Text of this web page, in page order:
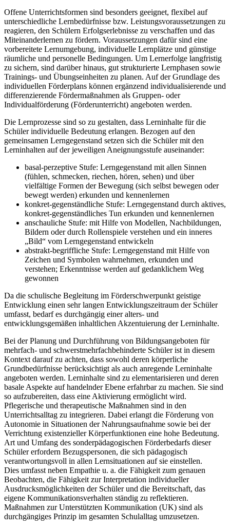
Offene Unterrichtsformen sind besonders geeignet, flexibel auf
unterschiedliche Lernbedürfnisse bzw. Leistungsvoraussetzungen zu
reagieren, den Schülern Erfolgserlebnisse zu verschaffen und das
Miteinanderlernen zu fördern. Voraussetzungen dafür sind eine
vorbereitete Lernumgebung, individuelle Lernplätze und günstige
räumliche und personelle Bedingungen. Um Lernerfolge langfristig
zu sichern, sind darüber hinaus, gut strukturierte Lernphasen sowie
Trainings- und Übungseinheiten zu planen. Auf der Grundlage des
individuellen Förderplans können ergänzend individualisierende und
differenzierende Fördermaßnahmen als Gruppen- oder
Individualförderung (Förderunterricht) angeboten werden.
Die Lernprozesse sind so zu gestalten, dass Lerninhalte für die
Schüler individuelle Bedeutung erlangen. Bezogen auf den
gemeinsamen Lerngegenstand setzen sich die Schüler mit den
Lerninhalten auf der jeweiligen Aneignungsstufe auseinander:
basal-perzeptive Stufe: Lerngegenstand mit allen Sinnen
(fühlen, schmecken, riechen, hören, sehen) und über
vielfältige Formen der Bewegung (sich selbst bewegen oder
bewegt werden) erkunden und kennenlernen
konkret-gegenständliche Stufe: Lerngegenstand durch aktives,
konkret-gegenständliches Tun erkunden und kennenlernen
anschauliche Stufe: mit Hilfe von Modellen, Nachbildungen,
Bildern oder durch Rollenspiele verstehen und ein inneres
„Bild“ vom Lerngegenstand entwickeln
abstrakt-begriffliche Stufe: Lerngegenstand mit Hilfe von
Zeichen und Symbolen wahrnehmen, erkunden und
verstehen; Erkenntnisse werden auf gedanklichem Weg
gewonnen
Da die schulische Begleitung im Förderschwerpunkt geistige
Entwicklung einen sehr langen Entwicklungszeitraum der Schüler
umfasst, bedarf es durchgängig einer alters- und
entwicklungsgemäßen inhaltlichen Akzentuierung der Lerninhalte.
Bei der Planung und Durchführung von Bildungsangeboten für
mehrfach- und schwerstmehrfachbehinderte Schüler ist in diesem
Kontext darauf zu achten, dass sowohl deren körperliche
Grundbedürfnisse berücksichtigt als auch anregende Lerninhalte
angeboten werden. Lerninhalte sind zu elementarisieren und deren
basale Aspekte auf handelnder Ebene erfahrbar zu machen. Sie sind
so aufzubereiten, dass eine Aktivierung ermöglicht wird.
Pflegerische und therapeutische Maßnahmen sind in den
Unterrichtsalltag zu integrieren. Dabei erlangt die Förderung von
Autonomie in Situationen der Nahrungsaufnahme sowie bei der
Verrichtung existenzieller Körperfunktionen eine hohe Bedeutung.
Art und Umfang des sonderpädagogischen Förderbedarfs dieser
Schüler erfordern Bezugspersonen, die sich pädagogisch
verantwortungsvoll in allen Lernsituationen auf sie einstellen.
Dies umfasst neben Empathie u. a. die Fähigkeit zum genauen
Beobachten, die Fähigkeit zur Interpretation individueller
Ausdrucksmöglichkeiten der Schüler und die Bereitschaft, das
eigene Kommunikationsverhalten ständig zu reflektieren.
Maßnahmen zur Unterstützten Kommunikation (UK) sind als
durchgängiges Prinzip im gesamten Schulalltag umzusetzen.